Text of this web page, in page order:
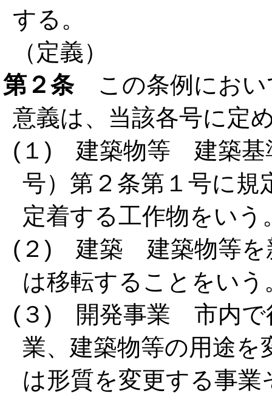
する。
（定義）
第２条この条例におい
意義は、当該各号に定
(１) 建築物等 建築基
号）第２条第１号に規
定着する工作物をいう
(２) 建築 建築物等を
は移転することをいう
(３) 開発事業 市内で
業、建築物等の用途を
は形質を変更する事